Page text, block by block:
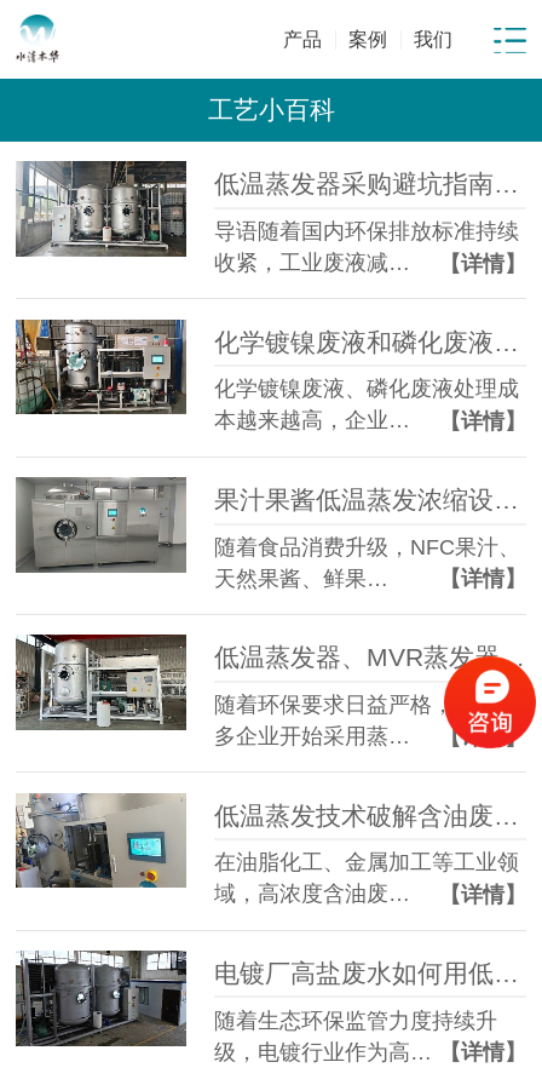
产品 案例 我们
工艺小百科
低温蒸发器采购避坑指南：工业废水蒸发设备选型10大坑
导语随着国内环保排放标准持续
收紧，工业废液减…
【详情】
化学镀镍废液、磷化废液处理成
本越来越高，企业…
【详情】
果汁果酱低温蒸发浓缩设备选型指南：六大核心因素全面解析
随着食品消费升级，NFC果汁、
天然果酱、鲜果…
【详情】
低温蒸发器、MVR蒸发器、三效蒸发器这么多蒸发器，到底该如何选择？
随着环保要求日益严格，越来越
多企业开始采用蒸…
【详情】
在油脂化工、金属加工等工业领
域，高浓度含油废…
【详情】
电镀厂高盐废水如何用低温蒸发器实现零排放？完整工艺解析
随着生态环保监管力度持续升
级，电镀行业作为高…
【详情】